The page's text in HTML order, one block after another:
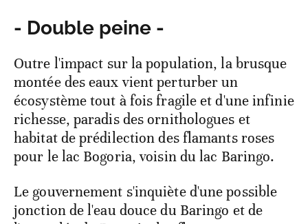
- Double peine -
Outre l'impact sur la population, la brusque
montée des eaux vient perturber un
écosystème tout à fois fragile et d'une infinie
richesse, paradis des ornithologues et
habitat de prédilection des flamants roses
pour le lac Bogoria, voisin du lac Baringo.
Le gouvernement s'inquiète d'une possible
jonction de l'eau douce du Baringo et de